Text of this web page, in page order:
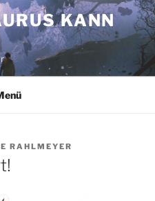
KANN
RAHLMEYER